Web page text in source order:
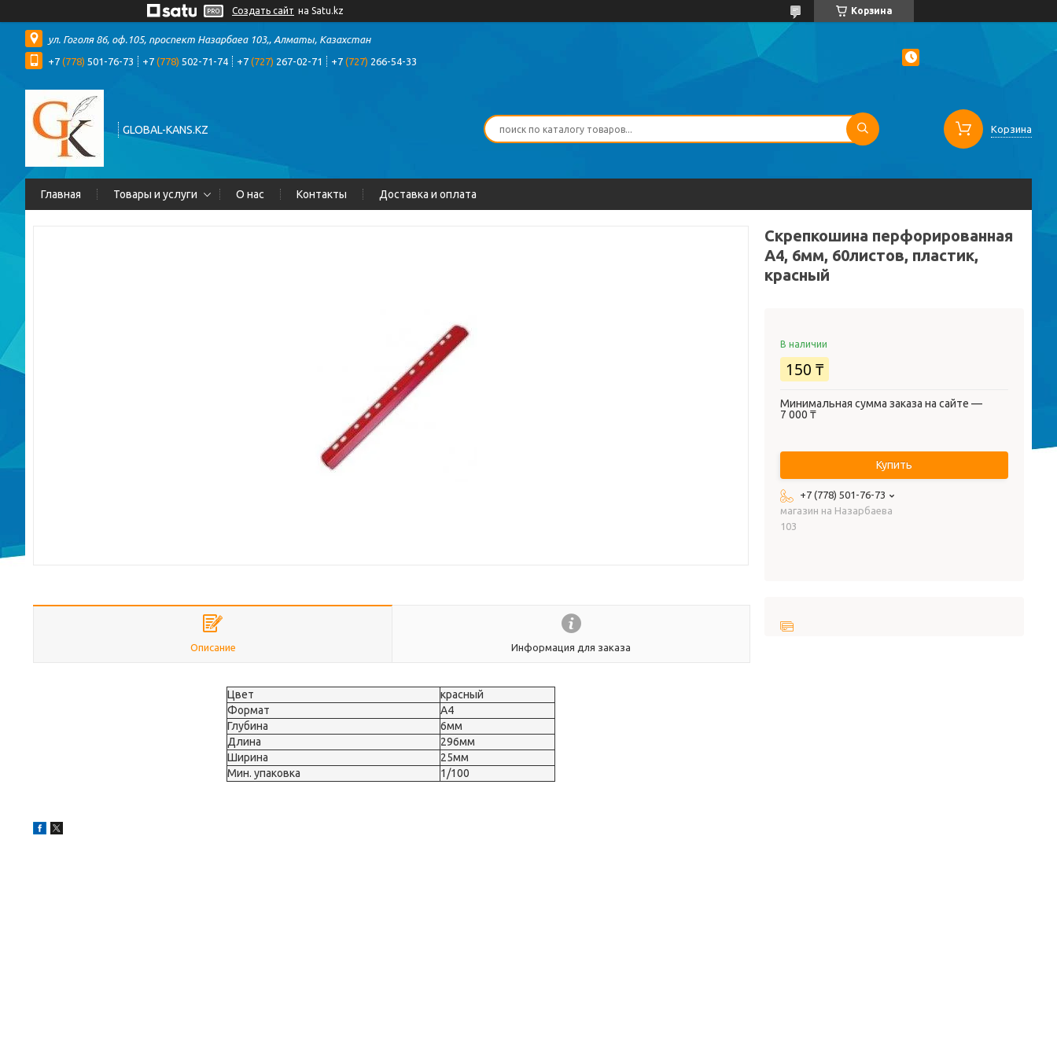
Создать сайт на Satu.kz Корзина
ул. Гоголя 86, оф.105, проспект Назарбаеа 103,, Алматы, Казахстан
+7 (778) 501-76-73 +7 (778) 502-71-74 +7 (727) 267-02-71 +7 (727) 266-54-33
GLOBAL-KANS.KZ Корзина
Главная Товары и услуги О нас Контакты Доставка и оплата
Описание Информация для заказа
Цвет
красный
Формат
А4
Глубина
6мм
Длина
296мм
Ширина
25мм
Мин. упаковка
1/100
Скрепкошина перфорированная
А4, 6мм, 60листов, пластик,
красный
В наличии
150 ₸
Минимальная сумма заказа на сайте —
7 000 ₸
Купить
+7 (778) 501-76-73
магазин на Назарбаева
103